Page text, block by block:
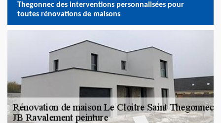
Thegonnec des interventions personnalisées pour
toutes rénovations de maisons